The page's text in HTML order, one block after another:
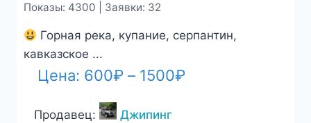
Показы: 4300 | Заявки: 32
Горная река, купание, серпантин,
кавказское ...
Цена: 600₽ – 1500₽Диапазон
Продавец: Джипинг